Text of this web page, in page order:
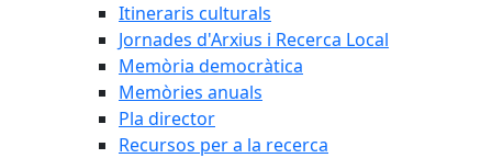
Itineraris culturals
Jornades d'Arxius i Recerca Local
Memòria democràtica
Memòries anuals
Pla director
Recursos per a la recerca